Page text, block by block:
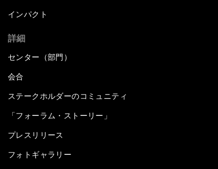
インパクト
詳細
センター（部門）
会合
ステークホルダーのコミュニティ
「フォーラム・ストーリー」
プレスリリース
フォトギャラリー